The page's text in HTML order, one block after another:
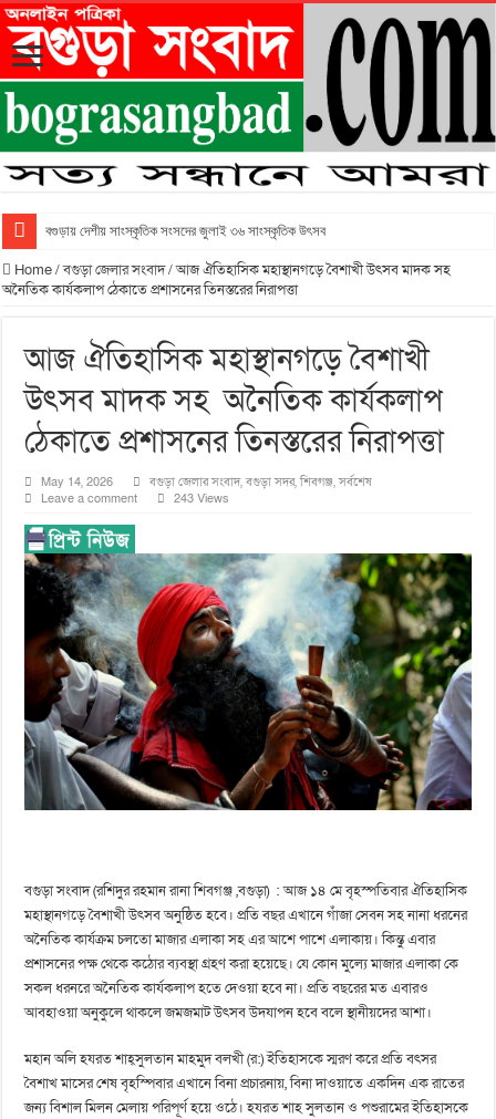
বগুড়ায় দেশীয় সাংস্কৃতিক সংসদের জুলাই ৩৬ সাংস্কৃতিক উৎসব
Home/বগুড়া জেলার সংবাদ/আজ ঐতিহাসিক মহাস্থানগড়ে বৈশাখী উৎসব মাদক সহ
অনৈতিক কার্যকলাপ ঠেকাতে প্রশাসনের তিনস্তরের নিরাপত্তা
আজ ঐতিহাসিক মহাস্থানগড়ে বৈশাখী
উৎসব মাদক সহ অনৈতিক কার্যকলাপ
ঠেকাতে প্রশাসনের তিনস্তরের নিরাপত্তা
May 14, 2026 বগুড়া জেলার সংবাদ,বগুড়া সদর,শিবগঞ্জ,সর্বশেষ
Leave a comment
243 Views
বগুড়া সংবাদ (রশিদুর রহমান রানা শিবগঞ্জ ,বগুড়া) : আজ ১৪ মে বৃহস্পতিবার ঐতিহাসিক
মহাস্থানগড়ে বৈশাখী উৎসব অনুষ্ঠিত হবে। প্রতি বছর এখানে গাঁজা সেবন সহ নানা ধরনের
অনৈতিক কার্যক্রম চলতো মাজার এলাকা সহ এর আশে পাশে এলাকায়। কিন্তু এবার
প্রশাসনের পক্ষ থেকে কঠোর ব্যবস্থা গ্রহণ করা হয়েছে। যে কোন মুল্যে মাজার এলাকা কে
সকল ধরনরে অনৈতিক কার্যকলাপ হতে দেওয়া হবে না। প্রতি বছরের মত এবারও
আবহাওয়া অনুকুলে থাকলে জমজমাট উৎসব উদযাপন হবে বলে স্থানীয়দের আশা।
মহান অলি হযরত শাহ্সুলতান মাহমুদ বলখী (র:) ইতিহাসকে স্মরণ করে প্রতি বৎসর
বৈশাখ মাসের শেষ বৃহস্পিবার এখানে বিনা প্রচারনায়, বিনা দাওয়াতে একদিন এক রাতের
জন্য বিশাল মিলন মেলায় পরিপূর্ণ হয়ে ওঠে। হযরত শাহ সুলতান ও পশুরামের ইতিহাসকে